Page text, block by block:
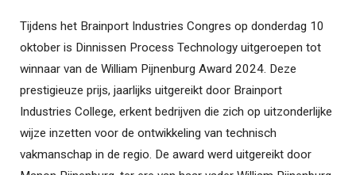
Tijdens het Brainport Industries Congres op donderdag 10
oktober is Dinnissen Process Technology uitgeroepen tot
winnaar van de William Pijnenburg Award 2024. Deze
prestigieuze prijs, jaarlijks uitgereikt door Brainport
Industries College, erkent bedrijven die zich op uitzonderlijke
wijze inzetten voor de ontwikkeling van technisch
vakmanschap in de regio. De award werd uitgereikt door